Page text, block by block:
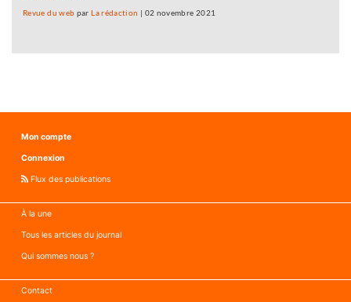
Revue du web parLa rédaction | 02 novembre 2021
Mon compte
Connexion
Flux des publications
À la une
Tous les articles du journal
Qui sommes nous ?
Contact